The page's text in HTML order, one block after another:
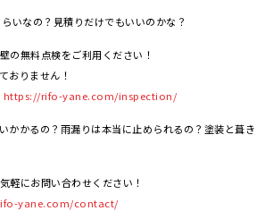
いなの？見積りだけでもいいのかな？
の無料点検をご利用ください！
おりません！
https://rifo-yane.com/inspection/
かかるの？雨漏りは本当に止められるの？塗装と葺き
にお問い合わせください！
yane.com/contact/